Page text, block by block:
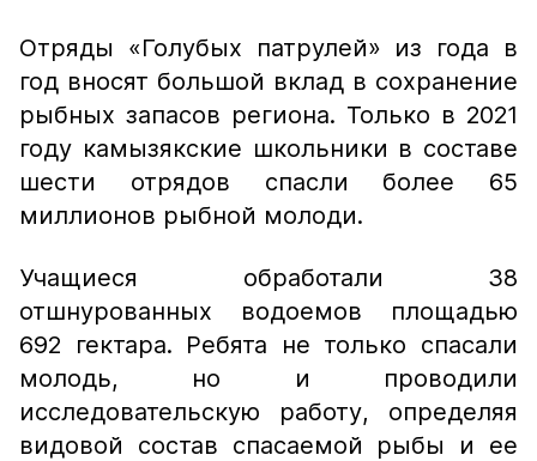
Отряды «Голубых патрулей» из года в
год вносят большой вклад в сохранение
рыбных запасов региона. Только в 2021
году камызякские школьники в составе
шести отрядов спасли более 65
миллионов рыбной молоди.
Учащиеся обработали 38
отшнурованных водоемов площадью
692 гектара. Ребята не только спасали
молодь, но и проводили
исследовательскую работу, определяя
видовой состав спасаемой рыбы и ее